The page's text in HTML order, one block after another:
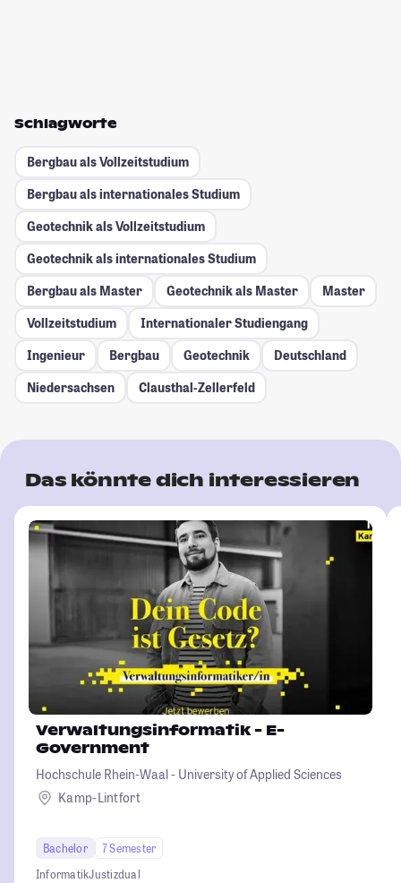
Schlagworte
Bergbau als Vollzeitstudium
Bergbau als internationales Studium
Geotechnik als Vollzeitstudium
Geotechnik als internationales Studium
Bergbau als Master
Geotechnik als Master
Master
Vollzeitstudium
Internationaler Studiengang
Ingenieur
Bergbau Geotechnik
Deutschland
Niedersachsen
Clausthal-Zellerfeld
Das könnte dich interessieren
Verwaltungsinformatik - E-
Government
Hochschule Rhein-Waal - University of Applied Sciences
Kamp-Lintfort
Bachelor
7 Semester
InformatikJustizdual